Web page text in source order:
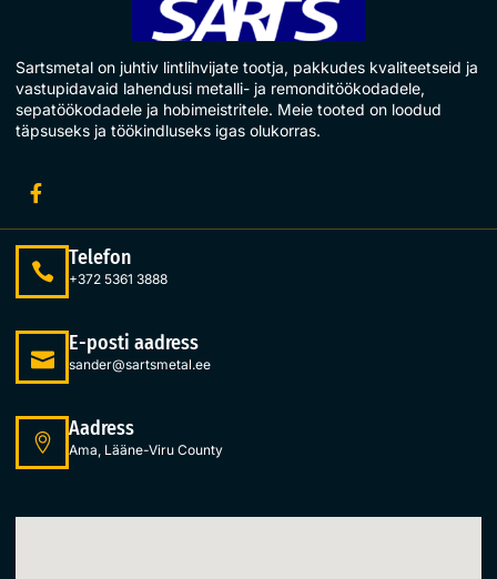
Sartsmetal on juhtiv lintlihvijate tootja, pakkudes kvaliteetseid ja
vastupidavaid lahendusi metalli- ja remonditöökodadele,
sepatöökodadele ja hobimeistritele. Meie tooted on loodud
täpsuseks ja töökindluseks igas olukorras.
Telefon
+372 5361 3888
E-posti aadress
sander@sartsmetal.ee
Aadress
Ama, Lääne-Viru County